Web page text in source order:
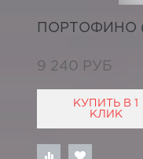
ПОРТОФИНО
9 240 РУБ
КУПИТЬ В 1
КЛИК